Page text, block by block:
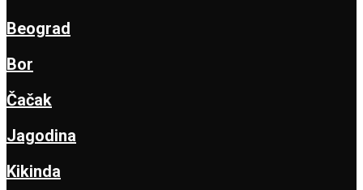
Beograd
Bor
Čačak
Jagodina
Kikinda